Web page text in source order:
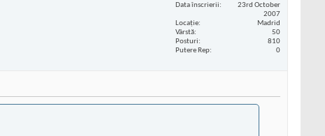
Data înscrierii
23rd October
2007
Locaţie
Madrid
Vârstă
50
Posturi
810
Putere Rep
0